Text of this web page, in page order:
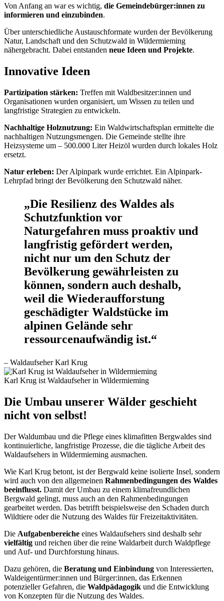
Von Anfang an war es wichtig, die Gemeindebürger:innen zu
informieren und einzubinden.
Über unterschiedliche Austauschformate wurden der Bevölkerung
Natur, Landschaft und den Schutzwald in Wildermieming
nähergebracht. Dabei entstanden neue Ideen und Projekte.
Innovative Ideen
Partizipation stärken: Treffen mit Waldbesitzer:innen und
Organisationen wurden organisiert, um Wissen zu teilen und
langfristige Strategien zu entwickeln.
Nachhaltige Holznutzung: Ein Waldwirtschaftsplan ermittelte die
nachhaltigen Nutzungsmengen. Die Gemeinde stellte ihre
Heizsysteme um – 500.000 Liter Heizöl wurden durch lokales Holz
ersetzt.
Natur erleben: Der Alpinpark wurde errichtet. Ein Alpinpark-
Lehrpfad bringt der Bevölkerung den Schutzwald näher.
„Die Resilienz des Waldes als
Schutzfunktion vor
Naturgefahren muss proaktiv und
langfristig gefördert werden,
nicht nur um den Schutz der
Bevölkerung gewährleisten zu
können, sondern auch deshalb,
weil die Wiederaufforstung
geschädigter Waldstücke im
alpinen Gelände sehr
ressourcenaufwändig ist.“
– Waldaufseher Karl Krug
Karl Krug ist Waldaufseher in Wildermieming
Die Umbau unserer Wälder geschieht
nicht von selbst!
Der Waldumbau und die Pflege eines klimafitten Bergwaldes sind
kontinuierliche, langfristige Prozesse, die die tägliche Arbeit des
Waldaufsehers in Wildermieming ausmachen.
Wie Karl Krug betont, ist der Bergwald keine isolierte Insel, sondern
wird auch von den allgemeinen Rahmenbedingungen des Waldes
beeinflusst. Damit der Umbau zu einem klimafreundlichen
Bergwald gelingt, muss auch an den Rahmenbedingungen
gearbeitet werden. Das betrifft beispielsweise den Schaden durch
Wildtiere oder die Nutzung des Waldes für Freizeitaktivitäten.
Die Aufgabenbereiche eines Waldaufsehers sind deshalb sehr
vielfältig und reichen über die reine Waldarbeit durch Waldpflege
und Auf- und Durchforstung hinaus.
Dazu gehören, die Beratung und Einbindung von Interessierten,
Waldeigentürmer:innen und Bürger:innen, das Erkennen
potenzieller Gefahren, die Waldpädagogik und die Entwicklung
von Konzepten für die Nutzung des Waldes.